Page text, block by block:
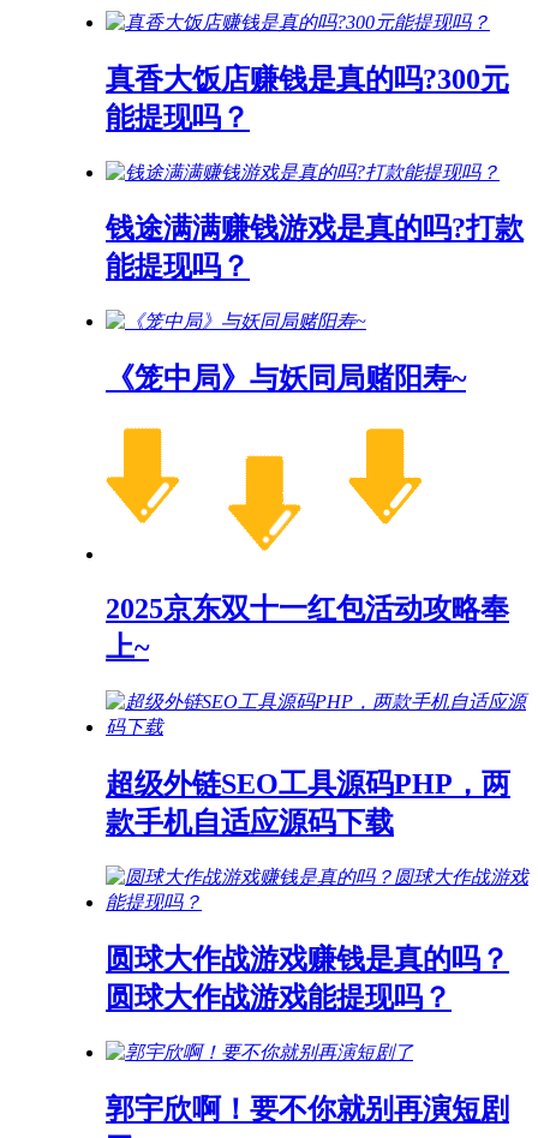
真香大饭店赚钱是真的吗?300元
能提现吗？
钱途满满赚钱游戏是真的吗?打款
能提现吗？
《笼中局》与妖同局赌阳寿~
2025京东双十一红包活动攻略奉
上~
超级外链SEO工具源码PHP，两
款手机自适应源码下载
圆球大作战游戏赚钱是真的吗？
圆球大作战游戏能提现吗？
郭宇欣啊！要不你就别再演短剧